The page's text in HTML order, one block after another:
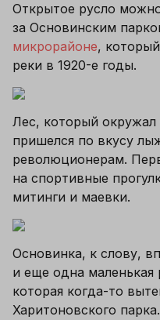
Открытое русло
за Основинским
микрорайоне,
реки в 1920-е годы.
Лес, который
пришелся по вкусу
революционерам.
на спортивные
митинги и маевки.
Основинка, к слову,
и еще одна маленькая
которая когда-то
Харитоновского парка.